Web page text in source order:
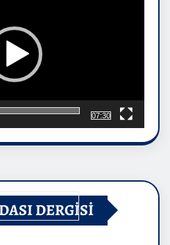
07:30
DERGİSİ